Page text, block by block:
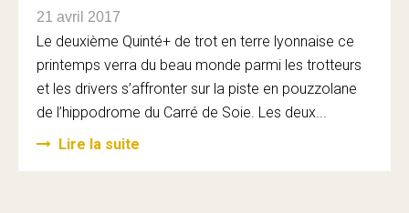
21 avril 2017
Le deuxième Quinté+ de trot en terre lyonnaise ce
printemps verra du beau monde parmi les trotteurs
et les drivers s’affronter sur la piste en pouzzolane
de l’hippodrome du Carré de Soie. Les deux...
Lire la suite